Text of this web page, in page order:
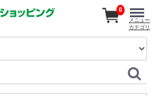
0
メニュー
カテゴリ